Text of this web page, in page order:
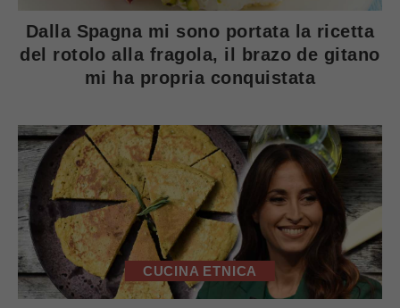
Dalla Spagna mi sono portata la ricetta
del rotolo alla fragola, il brazo de gitano
mi ha propria conquistata
CUCINA ETNICA